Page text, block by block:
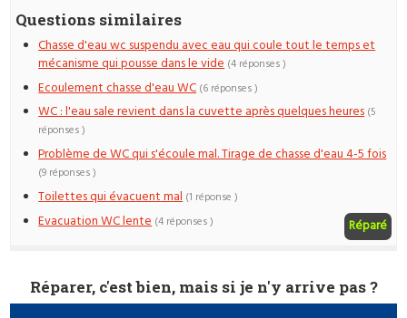
Questions similaires
Chasse d'eau wc suspendu avec eau qui coule tout le temps et
mécanisme qui pousse dans le vide (4 réponses )
Ecoulement chasse d'eau WC (6 réponses )
WC : l'eau sale revient dans la cuvette après quelques heures (5
réponses )
Problème de WC qui s'écoule mal. Tirage de chasse d'eau 4-5 fois
(9 réponses )
Toilettes qui évacuent mal (1 réponse )
Evacuation WC lente Réparé
(4 réponses )
Réparer, c'est bien, mais si je n'y arrive pas ?